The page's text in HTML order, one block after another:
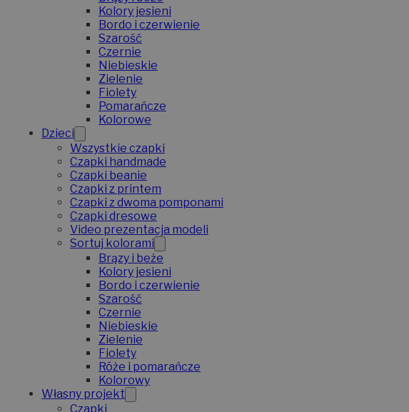
Kolory jesieni
Bordo i czerwienie
Szarość
Czernie
Niebieskie
Zielenie
Fiolety
Pomarańcze
Kolorowe
Dzieci
Wszystkie czapki
Czapki handmade
Czapki beanie
Czapki z printem
Czapki z dwoma pomponami
Czapki dresowe
Video prezentacja modeli
Sortuj kolorami
Brązy i beże
Kolory jesieni
Bordo i czerwienie
Szarość
Czernie
Niebieskie
Zielenie
Fiolety
Róże i pomarańcze
Kolorowy
Własny projekt
Czapki